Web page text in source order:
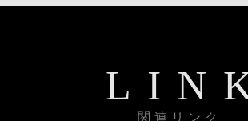
関連リンク